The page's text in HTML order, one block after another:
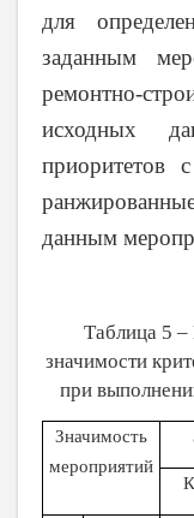
для
заданным
ремонтно-
исходных
приоритетов
данным
Таблица 5
значимости
при
Значимость
мероприятий
К